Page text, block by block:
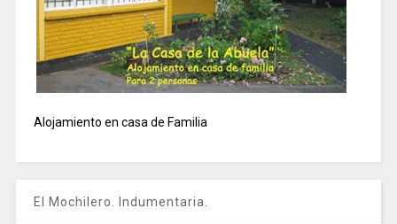
Alojamiento en casa de Familia
El Mochilero. Indumentaria.